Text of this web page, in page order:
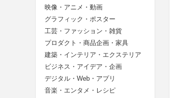
映像・アニメ・動画
グラフィック・ポスター
工芸・ファッション・雑貨
プロダクト・商品企画・家具
建築・インテリア・エクステリア
ビジネス・アイデア・企画
デジタル・Web・アプリ
音楽・エンタメ・レシピ